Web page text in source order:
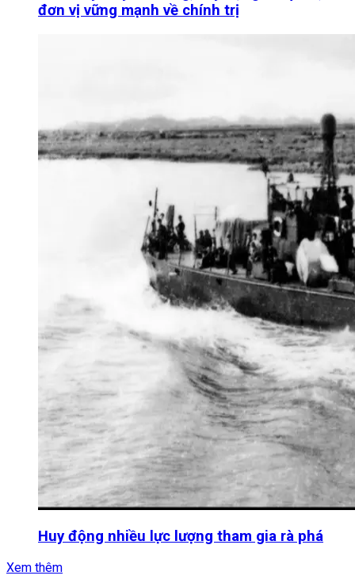
đơn vị vững mạnh về chính trị
Huy động nhiều lực lượng tham gia rà phá
Xem thêm